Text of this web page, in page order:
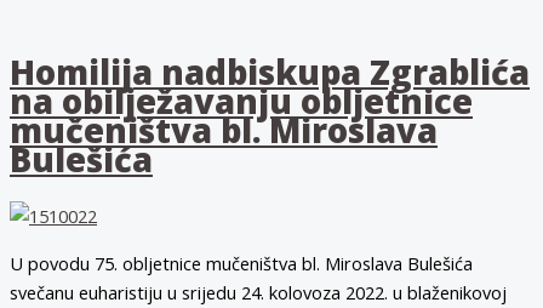
Homilija nadbiskupa Zgrablića
na obilježavanju obljetnice
mučeništva bl. Miroslava
Bulešića
U povodu 75. obljetnice mučeništva bl. Miroslava Bulešića
svečanu euharistiju u srijedu 24. kolovoza 2022. u blaženikovoj